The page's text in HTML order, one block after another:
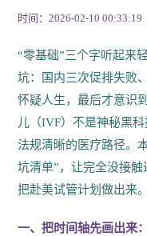
时间：2026-02-10 00:33:19
“零基础”三个字听起来
坑：国内三次促排失败
怀疑人生，最后才意识
儿（IVF）不是神秘黑
法规清晰的医疗路径。
坑清单”，让完全没接
把赴美试管计划做出来。
一、把时间轴先画出来